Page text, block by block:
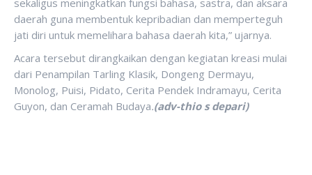
sekaligus meningkatkan fungsi bahasa, sastra, dan aksara
daerah guna membentuk kepribadian dan memperteguh
jati diri untuk memelihara bahasa daerah kita,” ujarnya.
Acara tersebut dirangkaikan dengan kegiatan kreasi mulai
dari Penampilan Tarling Klasik, Dongeng Dermayu,
Monolog, Puisi, Pidato, Cerita Pendek Indramayu, Cerita
Guyon, dan Ceramah Budaya.(adv-thio s depari)